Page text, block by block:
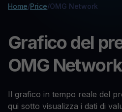
Home/Price/OMG Network
Grafico del
OMG
Il grafico in tempo reale del
qui sotto visualizza i dati di